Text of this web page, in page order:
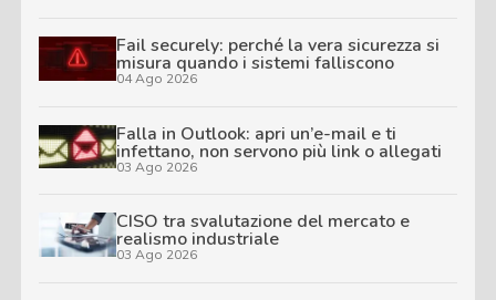
Fail securely: perché la vera sicurezza si
misura quando i sistemi falliscono
04 Ago 2026
Falla in Outlook: apri un’e-mail e ti
infettano, non servono più link o allegati
03 Ago 2026
CISO tra svalutazione del mercato e
realismo industriale
03 Ago 2026